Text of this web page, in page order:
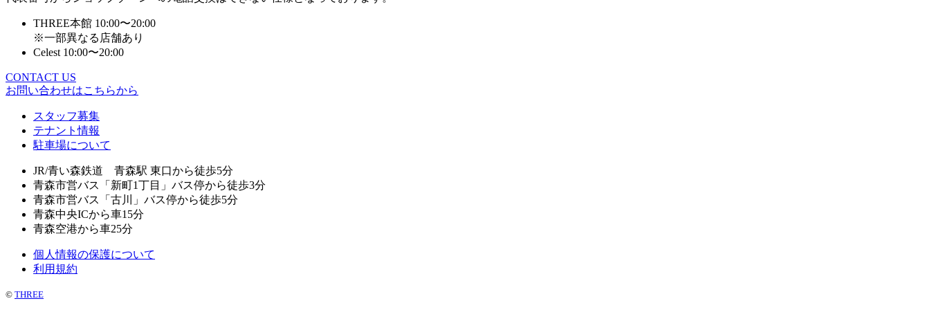
THREE本館 10:00〜20:00
※一部異なる店舗あり
Celest 10:00〜20:00
CONTACT US
お問い合わせはこちらから
スタッフ募集
テナント情報
駐車場について
JR/青い森鉄道 青森駅 東口から徒歩5分
青森市営バス「新町1丁目」バス停から徒歩3分
青森市営バス「古川」バス停から徒歩5分
青森中央ICから車15分
青森空港から車25分
個人情報の保護について
利用規約
© THREE